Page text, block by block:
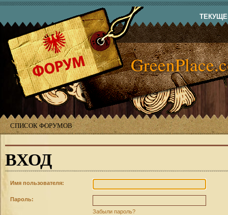
СПИСОК ФОРУМОВ
ВХОД
Имя пользователя:
Пароль:
Забыли пароль?